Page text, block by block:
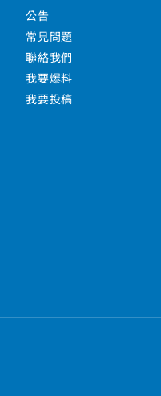
公告
常見問題
聯絡我們
我要爆料
我要投稿